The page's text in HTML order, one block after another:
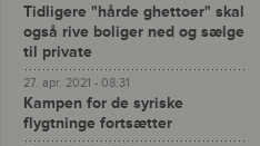
Tidligere "hårde ghettoer" skal
også rive boliger ned og sælge
til private
27. apr. 2021 - 08:31
Kampen for de syriske
flygtninge fortsætter